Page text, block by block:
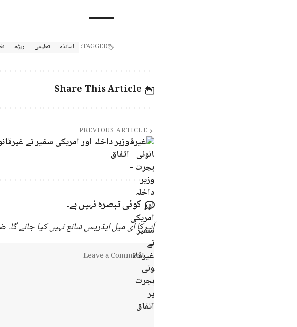
TAGGED: اساتذہ تعلیمی ریڑھ
Share This Article
PREVIOUS ARTICLE
وزیر داخلہ اور امریکی سفیر نے
اتفاق
کوئی تبصرہ نہیں ہے۔
آپ کا ای میل ایڈریس شائع نہیں کیا جائے گا۔